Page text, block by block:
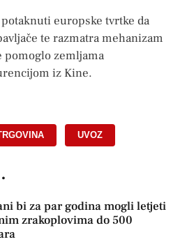
europske tvrtke da
te razmatra mehanizam
zemljama
iz Kine.
UVOZ
bi za par godina mogli letjeti
zrakoplovima do 500